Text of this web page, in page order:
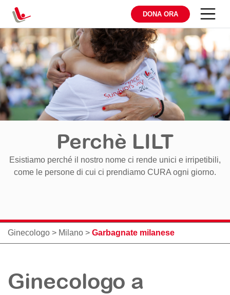
DONA ORA
Perchè LILT
Esistiamo perché il nostro nome ci rende unici e irripetibili,
come le persone di cui ci prendiamo CURA ogni giorno.
Ginecologo > Milano > Garbagnate milanese
Ginecologo a